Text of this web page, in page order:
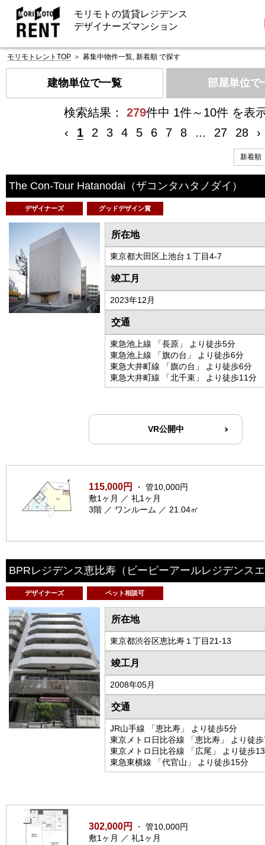
モリモトの賃貸レジデンス
デザイナーズマンション
モリモトレントTOP ＞ 募集中物件一覧, 新着順 で探す
建物単位で一覧 部屋単位で
検索結果： 279件中 1件～10件 を表
‹
1 2 3 4 5 6 7 8 ... 27 28 ›
The Con-Tour Hatanodai （ザコンタハタノダイ）
デザイナーズ グッドデザイン賞
所在地
東京都大田区上池台１丁目4-7
竣工月
2023年12月
交通
東急池上線 「長原」 より徒歩5分
東急池上線 「旗の台」 より徒歩6分
東急大井町線 「旗の台」 より徒歩6分
東急大井町線 「北千束」 より徒歩11分
VR公開中
115,000円
・ 管10,000円
敷1ヶ月 ／ 礼1ヶ月
3階 ／ ワンルーム ／ 21.04㎡
BPRレジデンス恵比寿 （ビーピーアールレジデンス
デザイナーズ ペット相談可
所在地
東京都渋谷区恵比寿１丁目21-13
竣工月
2008年05月
交通
JR山手線 「恵比寿」 より徒歩5分
東京メトロ日比谷線 「恵比寿」 より徒
東京メトロ日比谷線 「広尾」 より徒歩
東急東横線 「代官山」 より徒歩15分
302,000円
・ 管10,000円
敷1ヶ月 ／ 礼1ヶ月